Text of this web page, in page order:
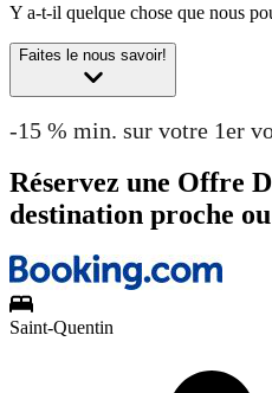
Y a-t-il quelque chose que nous
Faites le nous savoir!
-15 % min. sur votre 1er
Réservez une Offre
destination proche
Saint-Quentin